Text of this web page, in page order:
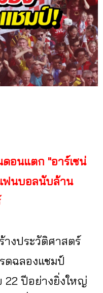
อนแตก "อาร์เซน่
ฟนบอลนับล้าน
างประวัติศาสตร์
ดฉลองแชมป์
22 ปีอย่างยิ่งใหญ่